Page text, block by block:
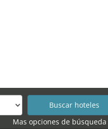
Mas opciones de búsqueda